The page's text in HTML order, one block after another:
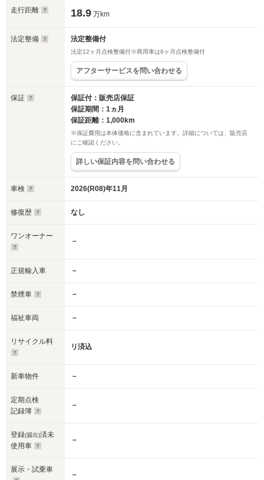
走行距離 18.9 万km
法定整備 法定整備付
法定12ヶ月点検整備付※商用車は6ヶ月点検整備付
アフターサービスを問い合わせる
保証
保証付：販売店保証
保証期間：1ヵ月
保証距離：1,000km
※保証費用は本体価格に含まれています。詳細については、販売店
にご確認ください。
詳しい保証内容を問い合わせる
車検 2026(R08)年11月
修復歴 なし
ワンオーナー
－
正規輸入車 －
禁煙車 －
福祉車両 －
リサイクル料
リ済込
新車物件 －
定期点検
記録簿
－
登録(届出)済未
使用車
－
展示・試乗車
－